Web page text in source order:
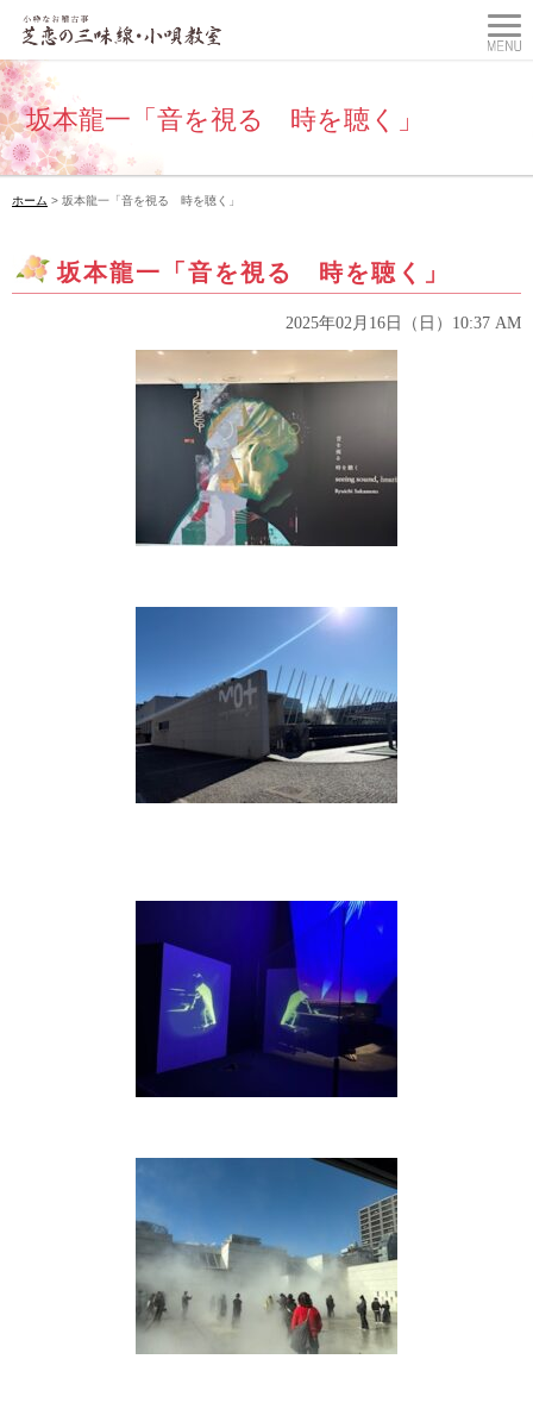
坂本龍一「音を視る 時を聴く」
ホーム > 坂本龍一「音を視る 時を聴く」
坂本龍一「音を視る 時を聴く」
2025年02月16日（日）10:37 AM